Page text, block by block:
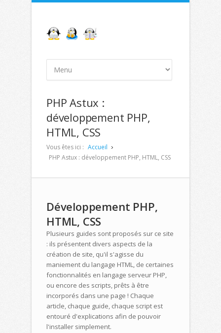
PHP Astux :
développement PHP,
HTML, CSS
Vous êtes ici : Accueil
PHP Astux : développement PHP, HTML, CSS
Développement PHP,
HTML, CSS
Plusieurs guides sont proposés sur ce site
: ils présentent divers aspects de la
création de site, qu'il s'agisse du
maniement du langage HTML, de certaines
fonctionnalités en langage serveur PHP,
ou encore des scripts, prêts à être
incorporés dans une page ! Chaque
article, chaque guide, chaque script est
entouré d'explications afin de pouvoir
l'installer simplement.